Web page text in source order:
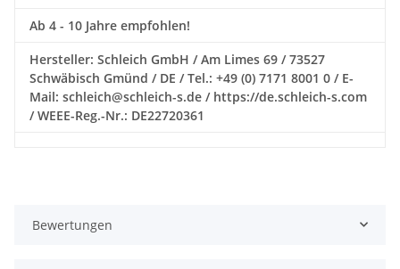
Ab 4 - 10 Jahre empfohlen!
Hersteller: Schleich GmbH / Am Limes 69 / 73527
Schwäbisch Gmünd / DE / Tel.: +49 (0) 7171 8001 0 / E-
Mail: schleich@schleich-s.de / https://de.schleich-s.com
/ WEEE-Reg.-Nr.: DE22720361
Bewertungen